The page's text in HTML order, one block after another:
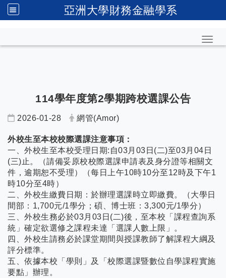
亞洲大學財務金融學系
114學年度第2學期跨校選課公告
2026-01-28 網管(Amor)
外校生至本校校際選課注意事項：
一、外校生至本校受理日期:自03月03日(二)至03月04日
(三)止。（請備妥原校校際選課申請表及身分證等相關文
件，逾期恕不受理）（每日上午10時10分至12時及下午1
時10分至4時）
二、外校生繳費日期：於辦理選課時立即繳費。（大學日
間部：1,700元/1學分；碩、博士班：3,300元/1學分）
三、外校生務必於03月03日(二)後，至本校「課程查詢系
統」確定欲選修之課程未達「選課人數上限」。
四、外校生請務必於課堂期間與授課教師了解課程大綱及
評分標準。
五、依據本校「學則」及「校際選課暨數位自學課程實施
要點」辦理。